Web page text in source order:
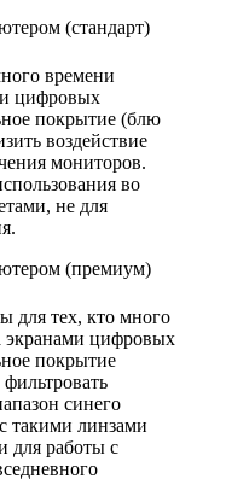
(стандарт)
времени
цифровых
покрытие (блю
воздействие
мониторов.
во
не для
(премиум)
для тех, кто много
экранами цифровых
покрытие
синего
такими линзами
для работы с